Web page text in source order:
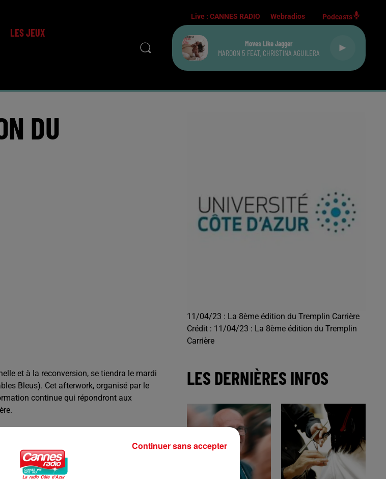
LES JEUX
Live :CANNES RADIO Webradios Podcasts
Moves Like Jagger
MAROON 5 FEAT. CHRISTINA AGUILERA
DU
11/04/23 : La 8ème édition du Tremplin Carrière
Crédit : 11/04/23 : La 8ème édition du Tremplin
Carrière
et à la reconversion, se tiendra le mardi
Bleus). Cet afterwork, organisé par le
continue qui répondront aux
LES DERNIÈRES INFOS
Continuer sans accepter